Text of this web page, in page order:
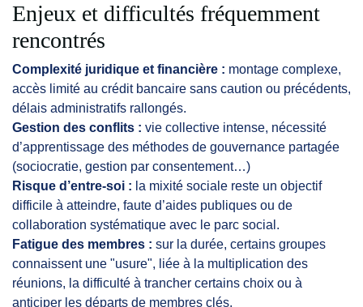
Enjeux et difficultés fréquemment
rencontrés
Complexité juridique et financière : montage complexe,
accès limité au crédit bancaire sans caution ou précédents,
délais administratifs rallongés.
Gestion des conflits : vie collective intense, nécessité
d’apprentissage des méthodes de gouvernance partagée
(sociocratie, gestion par consentement…)
Risque d’entre-soi : la mixité sociale reste un objectif
difficile à atteindre, faute d’aides publiques ou de
collaboration systématique avec le parc social.
Fatigue des membres : sur la durée, certains groupes
connaissent une "usure", liée à la multiplication des
réunions, la difficulté à trancher certains choix ou à
anticiper les départs de membres clés.